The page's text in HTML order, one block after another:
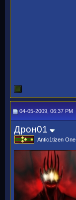
04-05-2009, 06:37 PM
Дрон01
Antic1tizen One